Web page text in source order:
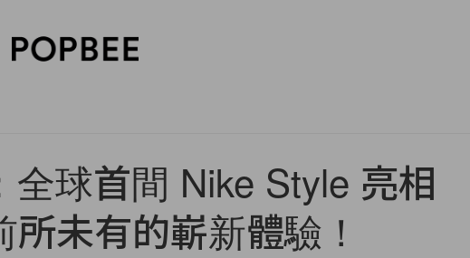
球首間 Nike Style 亮相
未有的嶄新體驗！